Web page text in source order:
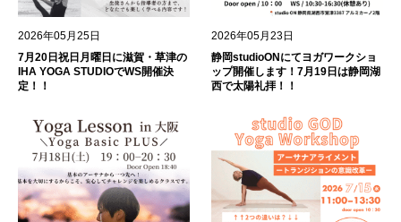
2026年05月25日
7月20日祝日月曜日に滋賀・草津の
IHA YOGA STUDIOでWS開催決
定！！
2026年05月23日
静岡studioONにてヨガワークショ
ップ開催します！7月19日は静岡湖
西で太陽礼拝！！